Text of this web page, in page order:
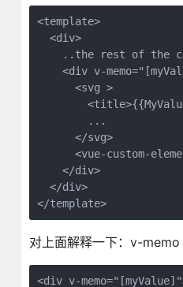
<template>
  <div>
..the rest of the
<div v-
      <svg >
        ...
      </svg>
<vue-custom-
    </div>
  </div>
</template>
对上面解释一下：v-memo
<div v-